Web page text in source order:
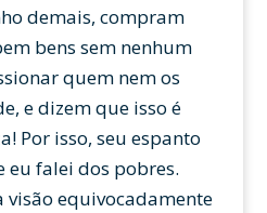
demais, compram
bens sem nenhum
quem nem os
e dizem que isso é
Por isso, seu espanto
falei dos pobres.
visão equivocadamente